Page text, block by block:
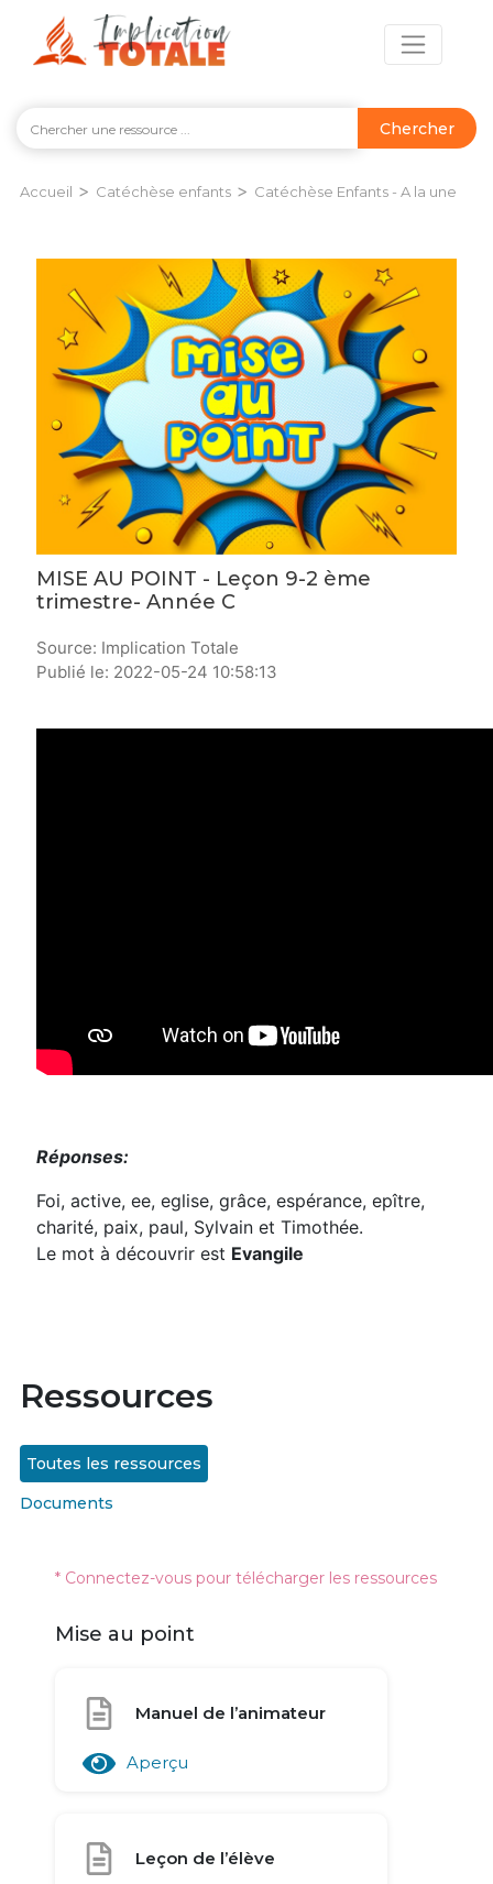
Chercher
Accueil > Catéchèse enfants > Catéchèse Enfants - A la une
MISE AU POINT - Leçon 9-2 ème
trimestre- Année C
Source: Implication Totale
Publié le: 2022-05-24 10:58:13
Réponses:
Foi, active, ee, eglise, grâce, espérance, epître,
charité, paix, paul, Sylvain et Timothée.
Le mot à découvrir est Evangile
Ressources
Toutes les ressources
Documents
* Connectez-vous pour télécharger les ressources
Mise au point
Manuel de l’animateur
Aperçu
Leçon de l’élève